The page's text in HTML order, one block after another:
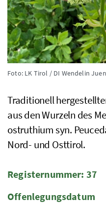
Foto: LK Tirol / DI Wendelin Juen
Traditionell
aus den Wurzeln des
ostruthium syn.
Nord- und Osttirol.
Registernummer: 37
Offenlegungsdatum